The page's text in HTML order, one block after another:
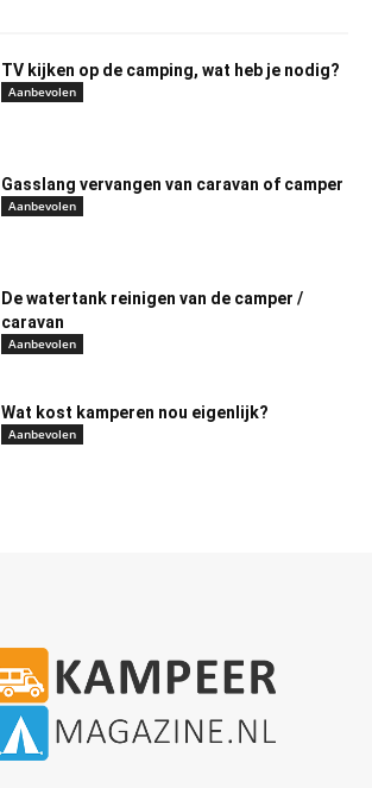
TV kijken op de camping, wat heb je nodig?
Aanbevolen
Gasslang vervangen van caravan of camper
Aanbevolen
De watertank reinigen van de camper /
caravan
Aanbevolen
Wat kost kamperen nou eigenlijk?
Aanbevolen